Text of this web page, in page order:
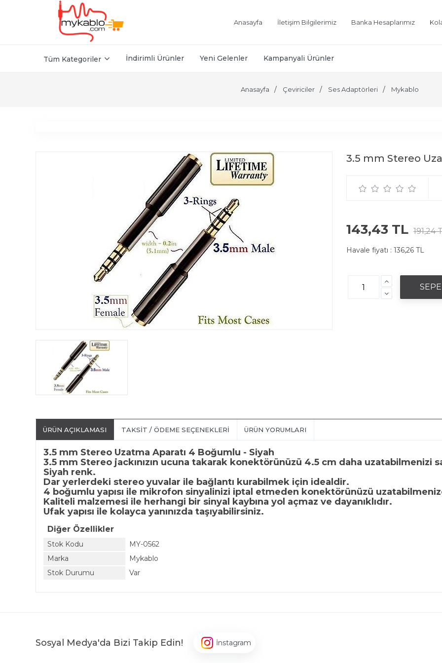
Anasayfa İletişim Bilgilerimiz Banka Hesaplarımız
Tüm Kategoriler İndirimli Ürünler Yeni Gelenler Kampanyali Ürünler
Anasayfa Çeviriciler Ses Adaptörleri Mykablo
3.5 mm Stereo
143,43 TL 191,24
Havale fiyatı : 136,26 TL
ÜRÜN AÇIKLAMASI TAKSIT / ÖDEME SEÇENEKLERI ÜRÜN YORUMLARI
3.5 mm Stereo Uzatma Aparatı 4 Boğumlu - Siyah
3.5 mm Stereo jackınızın ucuna takarak konektörünüzü 4.5 cm daha uzatabilmenizi
Siyah renk.
Dar yerlerdeki stereo yuvalar ile bağlantı kurabilmek için idealdir.
4 boğumlu yapısı ile mikrofon sinyalinizi iptal etmeden konektörünüzü
Kaliteli malzemesi ile herhangi bir sinyal kaybına yol açmaz ve dayanıklıdır.
Ufak yapısı ile kolayca yanınızda taşıyabilirsiniz.
Diğer Özellikler
Stok Kodu
MY-0562
Marka
Mykablo
Stok Durumu
Var
Sosyal Medya'da Bizi Takip Edin! İnstagram